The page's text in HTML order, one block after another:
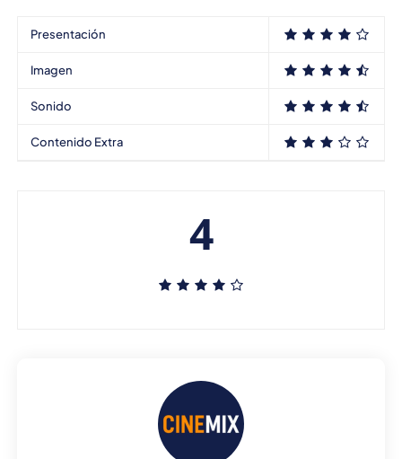
Presentación
Imagen
Sonido
Contenido Extra
4